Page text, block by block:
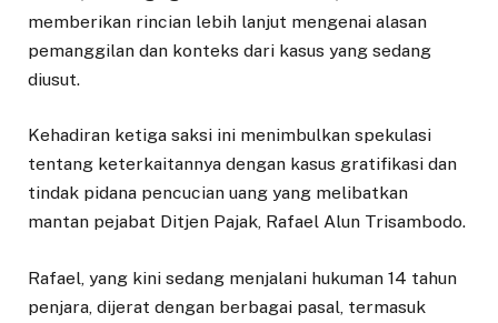
memberikan rincian lebih lanjut mengenai alasan
pemanggilan dan konteks dari kasus yang sedang
diusut.
Kehadiran ketiga saksi ini menimbulkan spekulasi
tentang keterkaitannya dengan kasus gratifikasi dan
tindak pidana pencucian uang yang melibatkan
mantan pejabat Ditjen Pajak, Rafael Alun Trisambodo.
Rafael, yang kini sedang menjalani hukuman 14 tahun
penjara, dijerat dengan berbagai pasal, termasuk